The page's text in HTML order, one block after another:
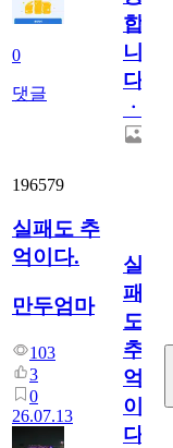
0
댓글
합
니
다
ㆍ
196579
실패도 추
억이다.
만두엄마
103
3
0
26.07.13
실
패
도
추
억
이
다.